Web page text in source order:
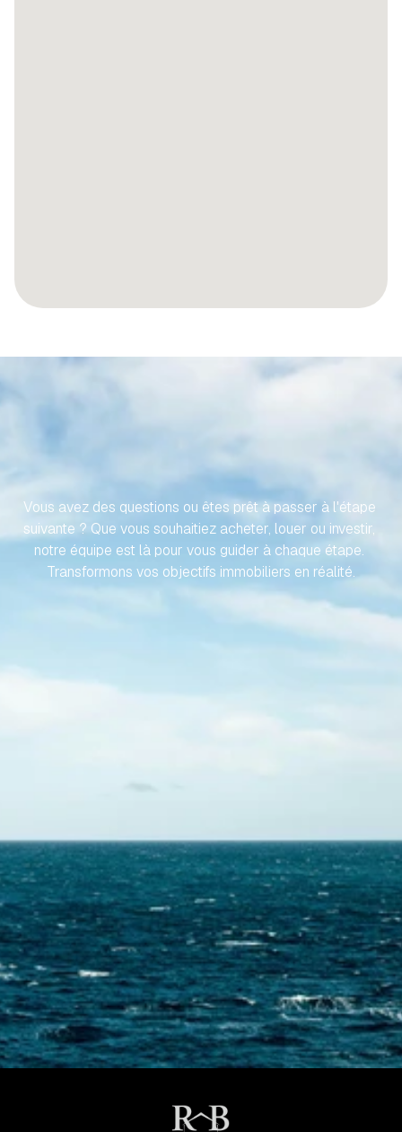
EFFORT
Vous avez des questions ou êtes prêt à passer à l'étape
suivante ? Que vous souhaitiez acheter, louer ou investir,
notre équipe est là pour vous guider à chaque étape.
Transformons vos objectifs immobiliers en réalité.